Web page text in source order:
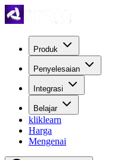
Produk
Penyelesaian
Integrasi
Belajar
kliklearn
Harga
Mengenai